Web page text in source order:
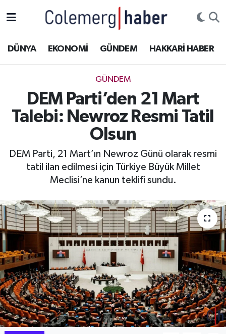
DÜNYA EKONOMİ GÜNDEM HAKKARİ HABER
GÜNDEM
DEM Parti’den 21 Mart
Talebi: Newroz Resmi Tatil
Olsun
DEM Parti, 21 Mart’ın Newroz Günü olarak resmi
tatil ilan edilmesi için Türkiye Büyük Millet
Meclisi’ne kanun teklifi sundu.
ASAYİŞ
DOĞA
EĞİTİM
GÜNDEM
Hakkari Haber
İLGİNÇ HABERLER
KADIN
KÜLTÜR SANAT
Hakkâri Hava Durumu
Hakkari Namaz Vakitleri
Hakkâri Trafik Yoğunluk Haritası
Süper Lig Puan Durumu ve Fikstür
Tüm Manşetler
Haber Arşivi